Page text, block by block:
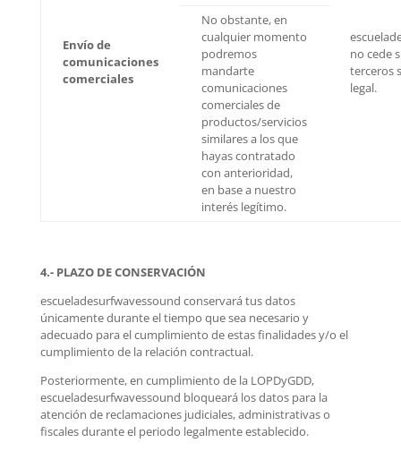
Envío de
comunicaciones
comerciales
no cede
terceros
legal.
No obstante, en
cualquier momento
podremos
mandarte
comunicaciones
comerciales de
productos/servicios
similares a los que
hayas contratado
con anterioridad,
en base a nuestro
interés legítimo.
4.- PLAZO DE CONSERVACIÓN
escueladesurfwavessound conservará tus datos
únicamente durante el tiempo que sea necesario y
adecuado para el cumplimiento de estas finalidades y/o el
cumplimiento de la relación contractual.
Posteriormente, en cumplimiento de la LOPDyGDD,
escueladesurfwavessound bloqueará los datos para la
atención de reclamaciones judiciales, administrativas o
fiscales durante el periodo legalmente establecido.